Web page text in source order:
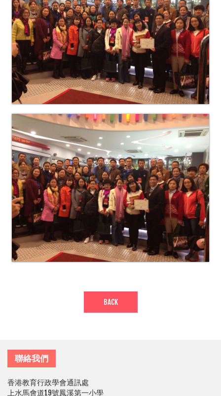
BACK
聯絡我們
香港教育行政學會通訊處
上水馬會道19號鳳溪第一小學